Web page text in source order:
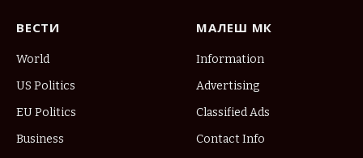
ВЕСТИ
World
US Politics
EU Politics
Business
МАЛЕШ МК
Information
Advertising
Classified Ads
Contact Info